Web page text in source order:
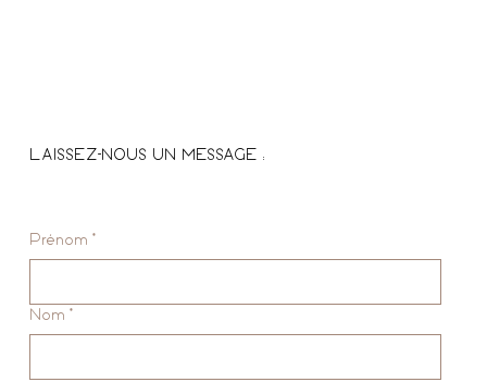
LAISSEZ-NOUS UN MESSAGE :
Prénom *
Nom *